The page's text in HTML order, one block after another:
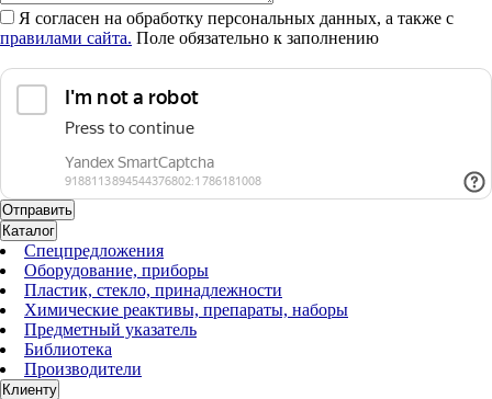
Я согласен на обработку персональных данных, а также с
правилами сайта. Поле обязательно к заполнению
Каталог
Спецпредложения
Оборудование, приборы
Пластик, стекло, принадлежности
Химические реактивы, препараты, наборы
Предметный указатель
Библиотека
Производители
Клиенту